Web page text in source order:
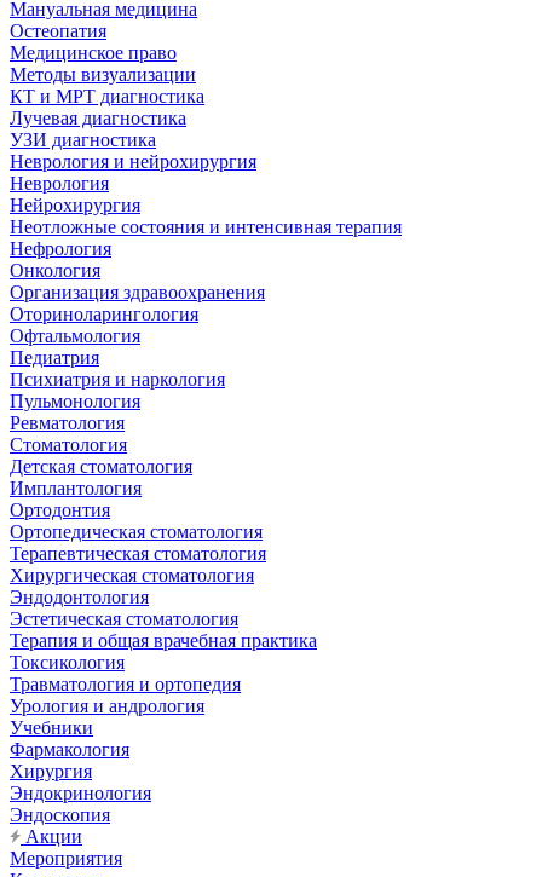
Мануальная медицина
Остеопатия
Медицинское право
Методы визуализации
КТ и МРТ диагностика
Лучевая диагностика
УЗИ диагностика
Неврология и нейрохирургия
Неврология
Нейрохирургия
Неотложные состояния и интенсивная терапия
Нефрология
Онкология
Организация здравоохранения
Оториноларингология
Офтальмология
Педиатрия
Психиатрия и наркология
Пульмонология
Ревматология
Стоматология
Детская стоматология
Имплантология
Ортодонтия
Ортопедическая стоматология
Терапевтическая стоматология
Хирургическая стоматология
Эндодонтология
Эстетическая стоматология
Терапия и общая врачебная практика
Токсикология
Травматология и ортопедия
Урология и андрология
Учебники
Фармакология
Хирургия
Эндокринология
Эндоскопия
Акции
Мероприятия